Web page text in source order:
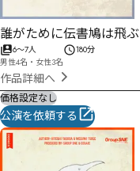
誰がために伝書鳩は飛ぶ
6〜7人
男性4名・女性3名
180分
作品詳細へ
価格設定なし
公演を依頼する